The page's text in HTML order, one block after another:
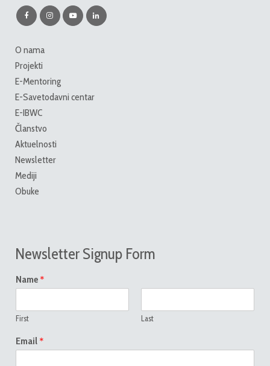
O nama
Projekti
E-Mentoring
E-Savetodavni centar
E-IBWC
Članstvo
Aktuelnosti
Newsletter
Mediji
Obuke
Newsletter Signup Form
Name *
First Last
Email *